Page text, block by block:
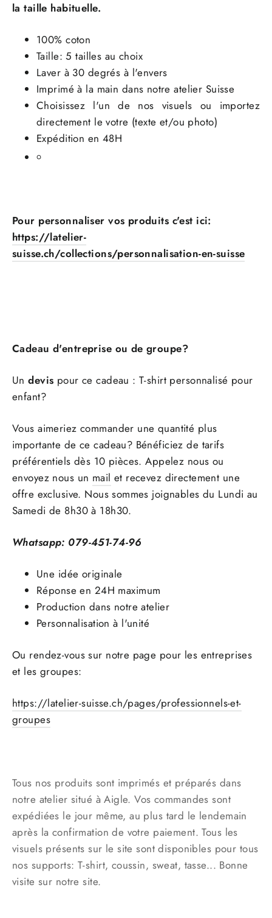
la taille habituelle.
100% coton
Taille: 5 tailles au choix
Laver à 30 degrés à l'envers
Imprimé à la main dans notre atelier Suisse
Choisissez l'un de nos visuels ou importez
directement le votre (texte et/ou photo)
Expédition en 48H
Pour personnaliser vos produits c'est ici:
https://latelier-
suisse.ch/collections/personnalisation-en-suisse
Cadeau d'entreprise ou de groupe?
Undevis pour ce cadeau : T-shirt personnalisé pour
enfant?
Vous aimeriez commander une quantité plus
importante de ce cadeau? Bénéficiez de tarifs
préférentiels dès 10 pièces. Appelez nous ou
envoyez nous un mail et recevez directement une
offre exclusive. Nous sommes joignables du Lundi au
Samedi de 8h30 à 18h30.
Whatsapp: 079-451-74-96
Une idée originale
Réponse en 24H maximum
Production dans notre atelier
Personnalisation à l'unité
Ou rendez-vous sur notre page pour les entreprises
et les groupes:
https://latelier-suisse.ch/pages/professionnels-et-
groupes
Tous nos produits sont imprimés et préparés dans
notre atelier situé à Aigle. Vos commandes sont
expédiées le jour même, au plus tard le lendemain
après la confirmation de votre paiement. Tous les
visuels présents sur le site sont disponibles pour tous
nos supports: T-shirt, coussin, sweat, tasse... Bonne
visite sur notre site.